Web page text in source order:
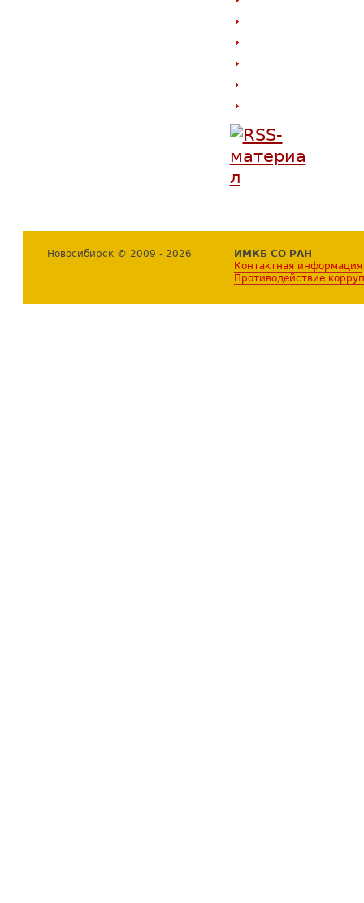
Новосибирск © 2009 - 2026
ИМКБ СО РАН
Контактная информация
Противодействие